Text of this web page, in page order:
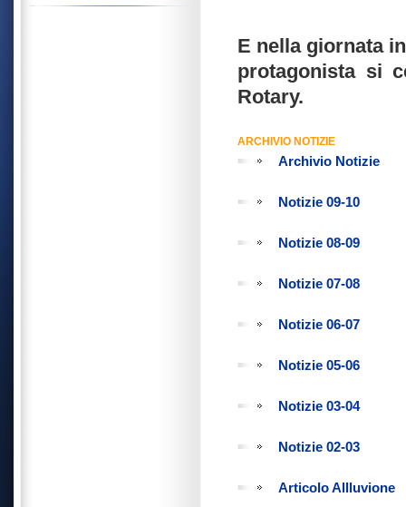
E nella giornata
protagonista si
Rotary.
ARCHIVIO NOTIZIE
Archivio Notizie
Notizie 09-10
Notizie 08-09
Notizie 07-08
Notizie 06-07
Notizie 05-06
Notizie 03-04
Notizie 02-03
Articolo Allluvione